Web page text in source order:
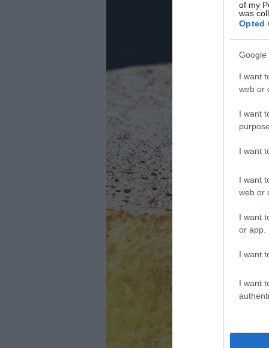
of my
was
Opted
Google
I want
web or
I want
I want
I want
web or
I want
or app.
I want
I want